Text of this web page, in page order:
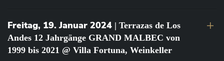
Freitag, 19. Januar 2024 | Terrazas de Los
Andes 12 Jahrgänge GRAND MALBEC von
1999 bis 2021 @ Villa Fortuna, Weinkeller